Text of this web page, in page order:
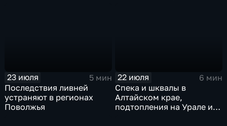
23 июля
5 мин
Последствия ливней
устраняют в регионах
Поволжья
22 июля
6 мин
Спека и шквалы в
Алтайском крае,
подтопления на Урале и